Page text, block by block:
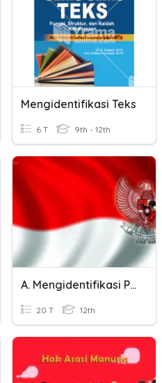
Mengidentifikasi Teks
6 T 9th - 12th
A. Mengidentifikasi Pengaruh Kemajuan Iptek Terhadap NKRI
20 T 12th